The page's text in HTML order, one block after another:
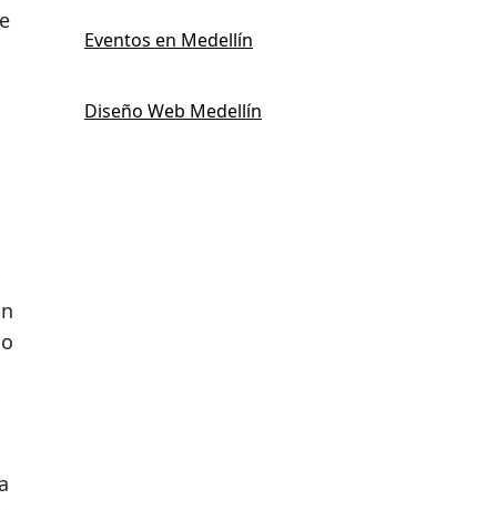
Eventos en Medellín
Diseño Web Medellín